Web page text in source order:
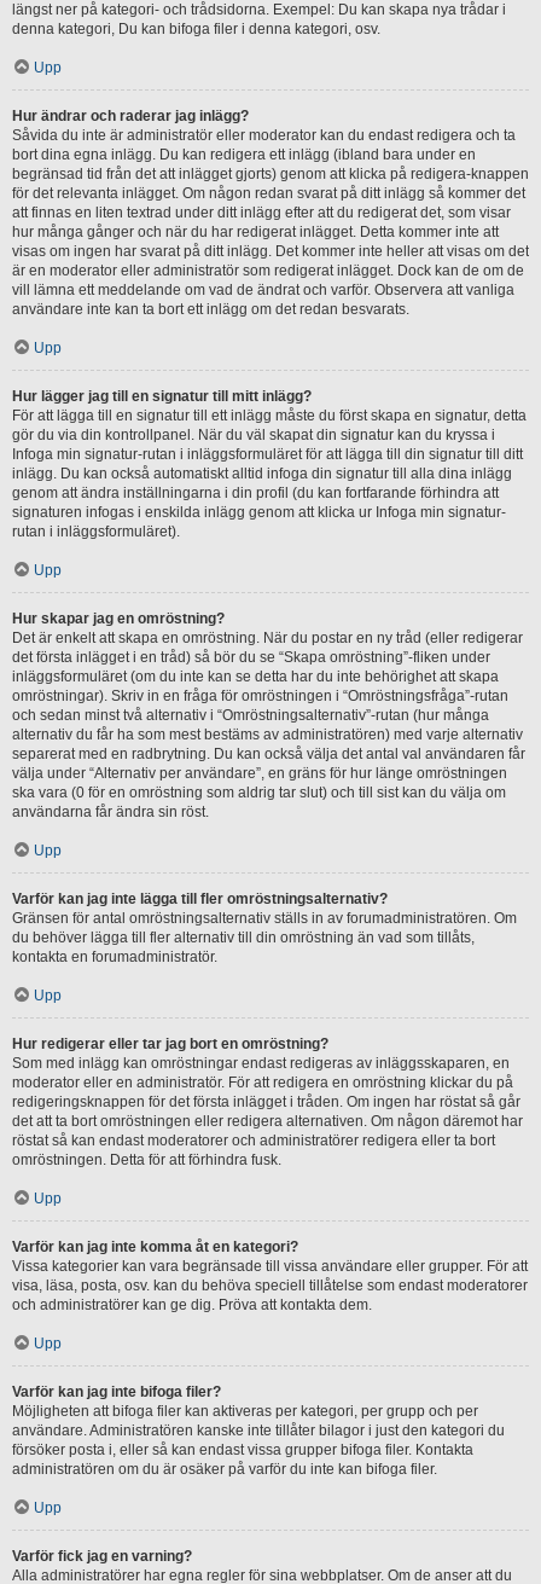
längst ner på kategori- och trådsidorna. Exempel: Du kan skapa nya trådar i
denna kategori, Du kan bifoga filer i denna kategori, osv.
Upp
Hur ändrar och raderar jag inlägg?
Såvida du inte är administratör eller moderator kan du endast redigera och ta
bort dina egna inlägg. Du kan redigera ett inlägg (ibland bara under en
begränsad tid från det att inlägget gjorts) genom att klicka på redigera-knappen
för det relevanta inlägget. Om någon redan svarat på ditt inlägg så kommer det
att finnas en liten textrad under ditt inlägg efter att du redigerat det, som visar
hur många gånger och när du har redigerat inlägget. Detta kommer inte att
visas om ingen har svarat på ditt inlägg. Det kommer inte heller att visas om det
är en moderator eller administratör som redigerat inlägget. Dock kan de om de
vill lämna ett meddelande om vad de ändrat och varför. Observera att vanliga
användare inte kan ta bort ett inlägg om det redan besvarats.
Upp
Hur lägger jag till en signatur till mitt inlägg?
För att lägga till en signatur till ett inlägg måste du först skapa en signatur, detta
gör du via din kontrollpanel. När du väl skapat din signatur kan du kryssa i
Infoga min signatur-rutan i inläggsformuläret för att lägga till din signatur till ditt
inlägg. Du kan också automatiskt alltid infoga din signatur till alla dina inlägg
genom att ändra inställningarna i din profil (du kan fortfarande förhindra att
signaturen infogas i enskilda inlägg genom att klicka ur Infoga min signatur-
rutan i inläggsformuläret).
Upp
Hur skapar jag en omröstning?
Det är enkelt att skapa en omröstning. När du postar en ny tråd (eller redigerar
det första inlägget i en tråd) så bör du se “Skapa omröstning”-fliken under
inläggsformuläret (om du inte kan se detta har du inte behörighet att skapa
omröstningar). Skriv in en fråga för omröstningen i “Omröstningsfråga”-rutan
och sedan minst två alternativ i “Omröstningsalternativ”-rutan (hur många
alternativ du får ha som mest bestäms av administratören) med varje alternativ
separerat med en radbrytning. Du kan också välja det antal val användaren får
välja under “Alternativ per användare”, en gräns för hur länge omröstningen
ska vara (0 för en omröstning som aldrig tar slut) och till sist kan du välja om
användarna får ändra sin röst.
Upp
Varför kan jag inte lägga till fler omröstningsalternativ?
Gränsen för antal omröstningsalternativ ställs in av forumadministratören. Om
du behöver lägga till fler alternativ till din omröstning än vad som tillåts,
kontakta en forumadministratör.
Upp
Hur redigerar eller tar jag bort en omröstning?
Som med inlägg kan omröstningar endast redigeras av inläggsskaparen, en
moderator eller en administratör. För att redigera en omröstning klickar du på
redigeringsknappen för det första inlägget i tråden. Om ingen har röstat så går
det att ta bort omröstningen eller redigera alternativen. Om någon däremot har
röstat så kan endast moderatorer och administratörer redigera eller ta bort
omröstningen. Detta för att förhindra fusk.
Upp
Varför kan jag inte komma åt en kategori?
Vissa kategorier kan vara begränsade till vissa användare eller grupper. För att
visa, läsa, posta, osv. kan du behöva speciell tillåtelse som endast moderatorer
och administratörer kan ge dig. Pröva att kontakta dem.
Upp
Varför kan jag inte bifoga filer?
Möjligheten att bifoga filer kan aktiveras per kategori, per grupp och per
användare. Administratören kanske inte tillåter bilagor i just den kategori du
försöker posta i, eller så kan endast vissa grupper bifoga filer. Kontakta
administratören om du är osäker på varför du inte kan bifoga filer.
Upp
Varför fick jag en varning?
Alla administratörer har egna regler för sina webbplatser. Om de anser att du